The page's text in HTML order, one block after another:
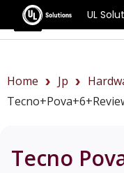
UL
ベンチマ
Home Jp
Tecno